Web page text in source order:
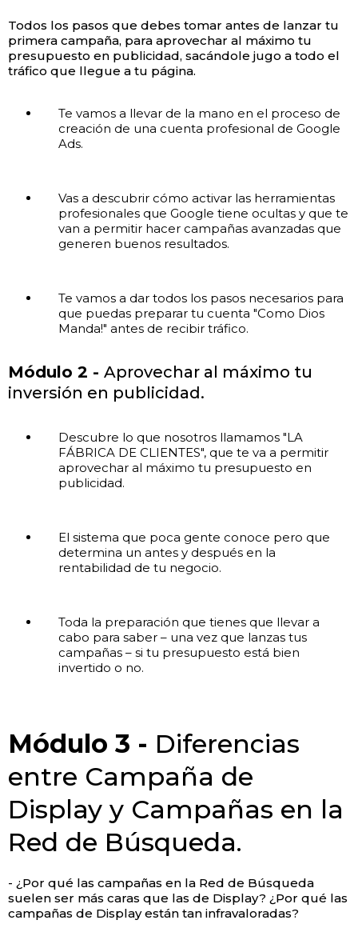
Todos los pasos que debes tomar antes de lanzar tu
primera campaña, para aprovechar al máximo tu
presupuesto en publicidad, sacándole jugo a todo el
tráfico que llegue a tu página.
Te vamos a llevar de la mano en el proceso de
creación de una cuenta profesional de Google
Ads.
Vas a descubrir cómo activar las herramientas
profesionales que Google tiene ocultas y que te
van a permitir hacer campañas avanzadas que
generen buenos resultados.
Te vamos a dar todos los pasos necesarios para
que puedas preparar tu cuenta "Como Dios
Manda!" antes de recibir tráfico.
Módulo 2 - Aprovechar al máximo tu
inversión en publicidad.
Descubre lo que nosotros llamamos "LA
FÁBRICA DE CLIENTES", que te va a permitir
aprovechar al máximo tu presupuesto en
publicidad.
El sistema que poca gente conoce pero que
determina un antes y después en la
rentabilidad de tu negocio.
Toda la preparación que tienes que llevar a
cabo para saber – una vez que lanzas tus
campañas – si tu presupuesto está bien
invertido o no.
Módulo 3 - Diferencias
entre Campaña de
Display y Campañas en la
Red de Búsqueda.
- ¿Por qué las campañas en la Red de Búsqueda
suelen ser más caras que las de Display? ¿Por qué las
campañas de Display están tan infravaloradas?